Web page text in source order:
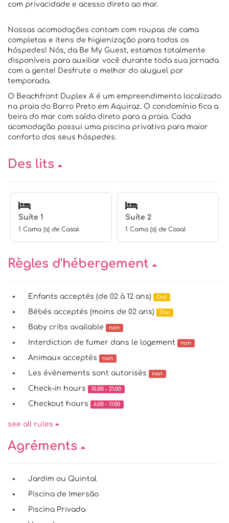
com privacidade e acesso direto ao mar.
Nossas acomodações contam com roupas de cama
completas e itens de higienização para todos os
hóspedes! Nós, da Be My Guest, estamos totalmente
disponíveis para auxiliar você durante toda sua jornada
com a gente! Desfrute o melhor do aluguel por
temporada.
O Beachfront Duplex A é um empreendimento localizado
na praia do Barro Preto em Aquiraz. O condomínio fica a
beira do mar com saída direto para a praia. Cada
acomodação possui uma piscina privativa para maior
conforto dos seus hóspedes.
Des lits
Suíte 1
1 Cama (s) de Casal
Suíte 2
1 Cama (s) de Casal
Règles d'hébergement
Enfants acceptés (de 02 à 12 ans) Oui
Bébés acceptés (moins de 02 ans) Oui
Baby cribs available non
Interdiction de fumer dans le logement non
Animaux acceptés non
Les événements sont autorisés non
Check-in hours 15:00 - 21:00
Checkout hours 6:00 - 11:00
see all rules
Agréments
Jardim ou Quintal
Piscina de Imersão
Piscina Privada